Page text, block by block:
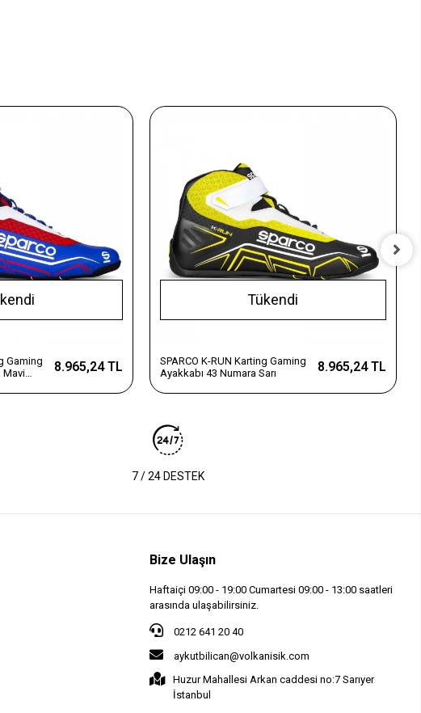
Gaming
Mavi
8.965,24 TL
Tükendi
SPARCO K-RUN Karting Gaming
Ayakkabı 43 Numara Sarı
8.965,24 TL
7 / 24 DESTEK
Bize Ulaşın
Haftaiçi 09:00 - 19:00 Cumartesi 09:00 - 13:00 saatleri
arasında ulaşabilirsiniz.
0212 641 20 40
aykutbilican@volkanisik.com
Huzur Mahallesi Arkan caddesi no:7 Sarıyer
İstanbul